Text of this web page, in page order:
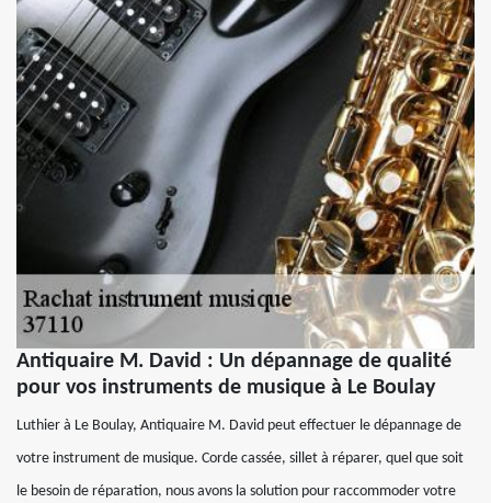
Antiquaire M. David : Un dépannage de qualité
pour vos instruments de musique à Le Boulay
Luthier à Le Boulay, Antiquaire M. David peut effectuer le dépannage de
votre instrument de musique. Corde cassée, sillet à réparer, quel que soit
le besoin de réparation, nous avons la solution pour raccommoder votre